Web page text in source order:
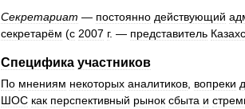
Секретариат — постоянно действующий
секретарём (с 2007 г. — представитель
Специфика участников
По мнениям некоторых аналитиков вопреки
ШОС как перспективный рынок сбыта и